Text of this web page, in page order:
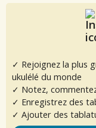
✓ Rejoignez la plus
ukulélé du monde
✓ Notez,
✓ Enregistrez des
✓ Ajouter des